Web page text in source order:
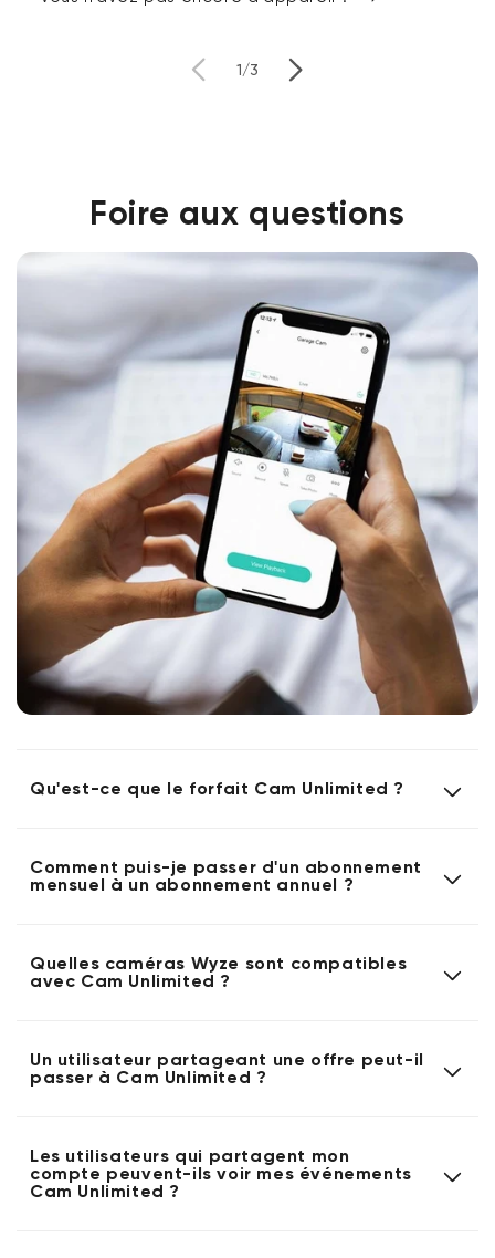
1/de
3
Foire aux questions
Qu'est-ce que le forfait Cam Unlimited ?
Comment puis-je passer d'un abonnement
mensuel à un abonnement annuel ?
Quelles caméras Wyze sont compatibles
avec Cam Unlimited ?
Un utilisateur partageant une offre peut-il
passer à Cam Unlimited ?
Les utilisateurs qui partagent mon
compte peuvent-ils voir mes événements
Cam Unlimited ?